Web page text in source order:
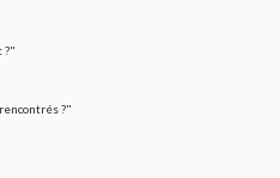
?"
?"